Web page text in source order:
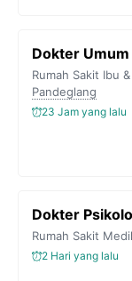
Dokter Umum
Rumah Sakit Ibu
Pandeglang
23 Jam yang lalu
Dokter
Rumah Sakit
2 Hari yang lalu